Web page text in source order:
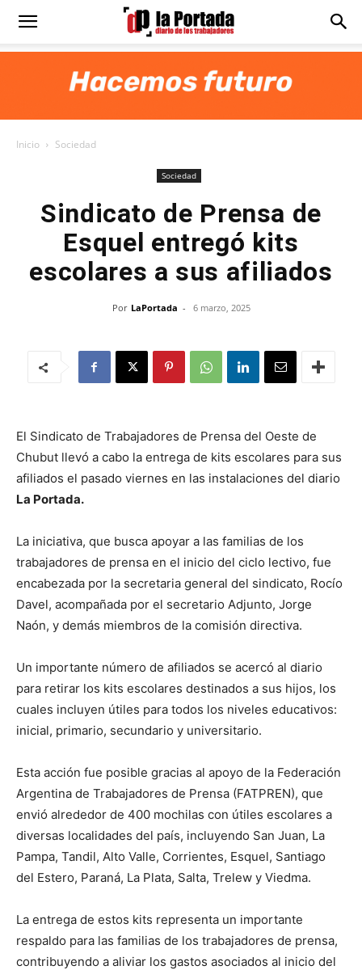
Diario
Inicio Sociedad
Sociedad
Sindicato de Prensa de
Esquel entregó kits
escolares a sus afiliados
Por LaPortada - 6 marzo, 2025
El Sindicato de Trabajadores de Prensa del Oeste de
Chubut llevó a cabo la entrega de kits escolares para sus
afiliados el pasado viernes en las instalaciones del diario
La Portada.
La iniciativa, que busca apoyar a las familias de los
trabajadores de prensa en el inicio del ciclo lectivo, fue
encabezada por la secretaria general del sindicato, Rocío
Davel, acompañada por el secretario Adjunto, Jorge
Naón, y demás miembros de la comisión directiva.
Un importante número de afiliados se acercó al diario
para retirar los kits escolares destinados a sus hijos, los
cuales incluyen útiles para todos los niveles educativos:
inicial, primario, secundario y universitario.
Esta acción fue posible gracias al apoyo de la Federación
Argentina de Trabajadores de Prensa (FATPREN), que
envió alrededor de 400 mochilas con útiles escolares a
diversas localidades del país, incluyendo San Juan, La
Pampa, Tandil, Alto Valle, Corrientes, Esquel, Santiago
del Estero, Paraná, La Plata, Salta, Trelew y Viedma.
La entrega de estos kits representa un importante
respaldo para las familias de los trabajadores de prensa,
contribuyendo a aliviar los gastos asociados al inicio del